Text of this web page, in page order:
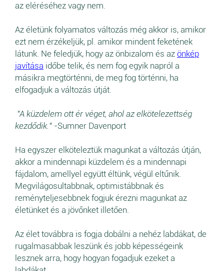
az eléréséhez vagy nem.
Az életünk folyamatos változás még akkor is, amikor
ezt nem érzékeljük, pl. amikor mindent feketének
látunk. Ne feledjük, hogy az önbizalom és az önkép
javítása időbe telik, és nem fog egyik napról a
másikra megtörténni, de meg fog történni, ha
elfogadjuk a változás útját.
"A küzdelem ott ér véget, ahol az elkötelezettség
kezdődik." -Sumner Davenport
Ha egyszer elköteleztük magunkat a változás útján,
akkor a mindennapi küzdelem és a mindennapi
fájdalom, amellyel együtt éltünk, végül eltűnik.
Megvilágosultabbnak, optimistábbnak és
reményteljesebbnek fogjuk érezni magunkat az
életünket és a jövőnket illetően.
Az élet továbbra is fogja dobálni a nehéz labdákat, de
rugalmasabbak leszünk és jobb képességeink
lesznek arra, hogy hogyan fogadjuk ezeket a